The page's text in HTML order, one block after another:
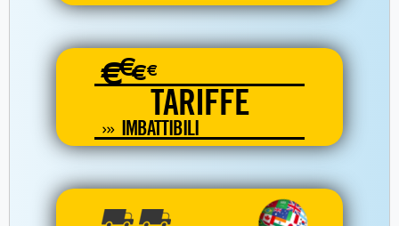
€€€€
TARIFFE
IMBATTIBILI